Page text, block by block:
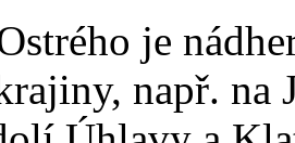
je
např. na